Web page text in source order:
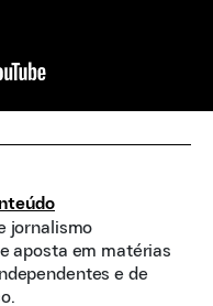
jornalismo
aposta em matérias
e de